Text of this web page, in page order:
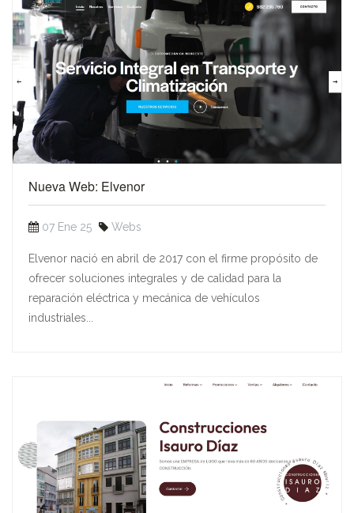
Nueva Web: Elvenor
07 Ene 25 Webs
Elvenor nació en abril de 2017 con el firme propósito de
ofrecer soluciones integrales y de calidad para la
reparación eléctrica y mecánica de vehículos
industriales...